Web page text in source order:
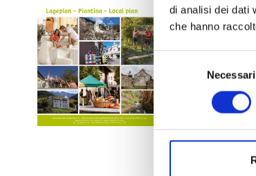
di analisi dei dati
che hanno
Selezione
consenso
Necessari
download